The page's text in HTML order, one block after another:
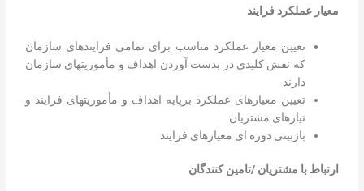
معیار عملکرد فرایند
تعیین معیار عملکرد مناسب برای تمامی فرایندهای سازمان
که نقش کلیدی در بدست آوردن اهداف و مأموریتهای سازمان
دارند
تعیین معیارهای عملکرد برپایه اهداف و مأموریتهای فرایند و
نیازهای مشتریان
بازبینی دوره ای معیارهای فرایند
ارتباط با مشتریان /تامین کنندگان